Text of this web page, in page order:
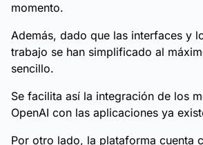
momento.
Además, dado que las interfaces y
trabajo se han simplificado al
sencillo.
Se facilita así la integración de los
OpenAI con las aplicaciones ya
Por otro lado, la plataforma cuenta